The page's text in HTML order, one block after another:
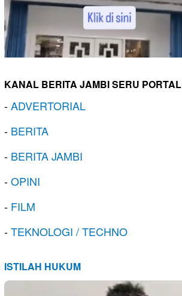
KANAL BERITA JAMBI SERU PORTAL
-ADVERTORIAL
- BERITA
- BERITA JAMBI
-OPINI
- FILM
-TEKNOLOGI / TECHNO
ISTILAH HUKUM